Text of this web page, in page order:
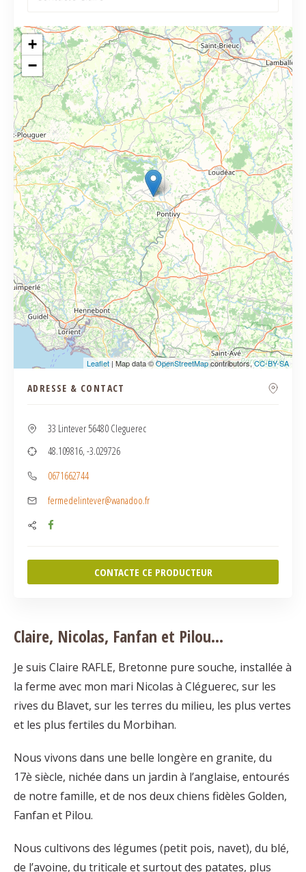
+
−
Leaflet | Map data ©OpenStreetMapcontributors,CC-BY-SA
ADRESSE & CONTACT
33 Lintever 56480 Cleguerec
48.109816, -3.029726
0671662744
fermedelintever@wanadoo.fr
CONTACTE CE PRODUCTEUR
Claire, Nicolas, Fanfan et Pilou…
Je suis Claire RAFLE, Bretonne pure souche, installée à
la ferme avec mon mari Nicolas à Cléguerec, sur les
rives du Blavet, sur les terres du milieu, les plus vertes
et les plus fertiles du Morbihan.
Nous vivons dans une belle longère en granite, du
17è siècle, nichée dans un jardin à l’anglaise, entourés
de notre famille, et de nos deux chiens fidèles Golden,
Fanfan et Pilou.
Nous cultivons des légumes (petit pois, navet), du blé,
de l’avoine, du triticale et surtout des patates, plus